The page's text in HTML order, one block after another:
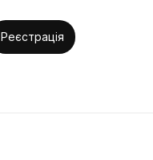
Реєстрація